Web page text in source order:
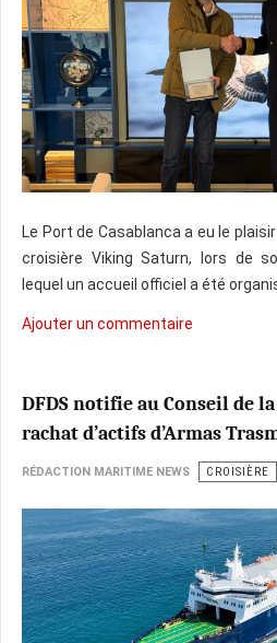
Le Port de Casablanca a eu le
croisière Viking Saturn, lors de
lequel un accueil officiel a été
Ajouter un commentaire
DFDS notifie au Conseil de
rachat d’actifs d’Armas
RÉDACTION MARITIME NEWS CROISIÈRE